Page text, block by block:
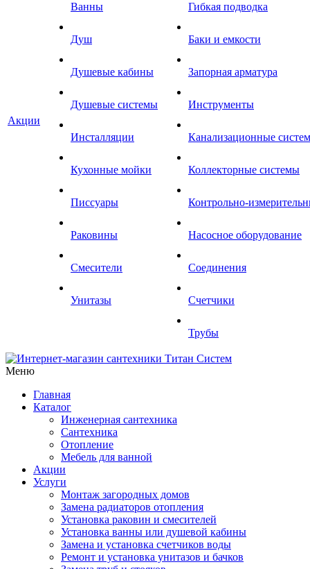
Акции
Ванны
Душ
Душевые кабины
Душевые системы
Инсталляции
Кухонные мойки
Писсуары
Раковины
Смесители
Унитазы
Гибкая подводка
Баки и емкости
Запорная арматура
Инструменты
Канализационные
Коллекторные системы
Контрольно-
Насосное оборудование
Соединения
Счетчики
Трубы
Меню
Главная
Каталог
Инженерная сантехника
Сантехника
Отопление
Мебель для ванной
Акции
Услуги
Монтаж загородных домов
Замена радиаторов отопления
Установка раковин и смесителей
Установка ванны или душевой кабины
Замена и установка счетчиков воды
Ремонт и установка унитазов и бачков